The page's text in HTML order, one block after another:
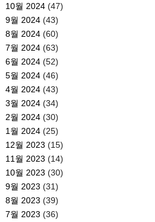
10월 2024(47)
9월 2024(43)
8월 2024(60)
7월 2024(63)
6월 2024(52)
5월 2024(46)
4월 2024(43)
3월 2024(34)
2월 2024(30)
1월 2024(25)
12월 2023 (15)
11월 2023 (14)
10월 2023 (30)
9월 2023 (31)
8월 2023 (39)
7월 2023 (36)